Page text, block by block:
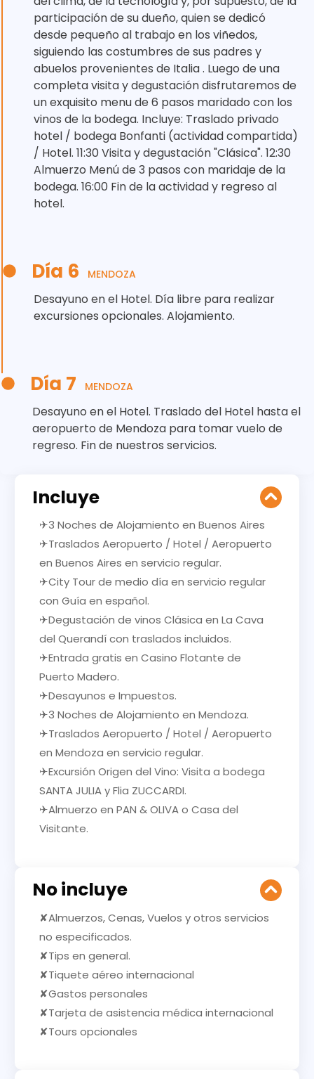
participación de su dueño, quien se dedicó
desde pequeño al trabajo en los viñedos,
siguiendo las costumbres de sus padres y
abuelos provenientes de Italia . Luego de una
completa visita y degustación disfrutaremos de
un exquisito menu de 6 pasos maridado con los
vinos de la bodega. Incluye: Traslado privado
hotel / bodega Bonfanti (actividad compartida)
/ Hotel. 11:30 Visita y degustación "Clásica". 12:30
Almuerzo Menú de 3 pasos con maridaje de la
bodega. 16:00 Fin de la actividad y regreso al
hotel.
Día 6 MENDOZA
Desayuno en el Hotel. Día libre para realizar
excursiones opcionales. Alojamiento.
Día 7 MENDOZA
Desayuno en el Hotel. Traslado del Hotel hasta el
aeropuerto de Mendoza para tomar vuelo de
regreso. Fin de nuestros servicios.
Incluye
✈3 Noches de Alojamiento en Buenos Aires
✈Traslados Aeropuerto / Hotel / Aeropuerto
en Buenos Aires en servicio regular.
✈City Tour de medio día en servicio regular
con Guía en español.
✈Degustación de vinos Clásica en La Cava
del Querandí con traslados incluidos.
✈Entrada gratis en Casino Flotante de
Puerto Madero.
✈Desayunos e Impuestos.
✈3 Noches de Alojamiento en Mendoza.
✈Traslados Aeropuerto / Hotel / Aeropuerto
en Mendoza en servicio regular.
✈Excursión Origen del Vino: Visita a bodega
SANTA JULIA y Flia ZUCCARDI.
✈Almuerzo en PAN & OLIVA o Casa del
Visitante.
No incluye
✘Almuerzos, Cenas, Vuelos y otros servicios
no especificados.
✘Tips en general.
✘Tiquete aéreo internacional
✘Gastos personales
✘Tarjeta de asistencia médica internacional
✘Tours opcionales